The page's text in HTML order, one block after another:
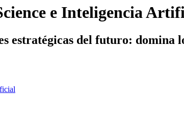
e Inteligencia
estratégicas del futuro: domina